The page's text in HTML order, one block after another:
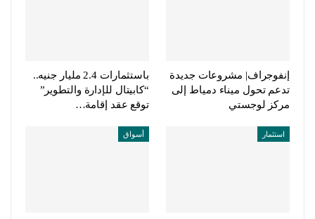
إنفوجراف| مشروعات جديدة
تدعم تحول ميناء دمياط إلى
مركز لوجستي
باستثمارات 2.4 مليار جنيه..
“كابيتال للإدارة والتطوير”
توقع عقد إقامة…
استثمار أسواق